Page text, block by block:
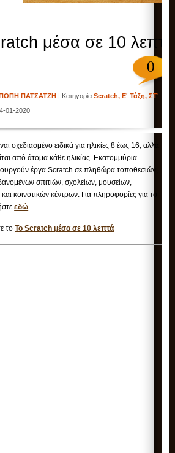
μέσα σε 10 λεπτά
0
ΠΑΤΣΑΤΖΗ | ΚατηγορίαScratch,Ε' Τάξη,ΣΤ'
01-2020
σχεδιασμένο ειδικά για ηλικίες 8 έως 16, αλλά
από άτομα κάθε ηλικίας. Εκατομμύρια
έργα Scratch σε πληθώρα τοποθεσιών,
σπιτιών, σχολείων, μουσείων,
κοινοτικών κέντρων. Για πληροφορίες για το
εδώ.
τοTo Scratch μέσα σε 10 λεπτά